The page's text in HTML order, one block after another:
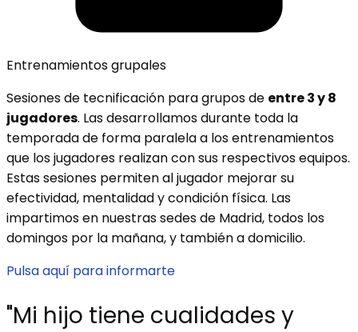
Entrenamientos grupales
Sesiones de tecnificación para grupos de entre 3 y 8
jugadores. Las desarrollamos durante toda la
temporada de forma paralela a los entrenamientos
que los jugadores realizan con sus respectivos equipos.
Estas sesiones permiten al jugador mejorar su
efectividad, mentalidad y condición física. Las
impartimos en nuestras sedes de Madrid, todos los
domingos por la mañana, y también a domicilio.
Pulsa aquí para informarte
"Mi hijo tiene cualidades y